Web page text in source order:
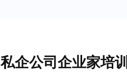
私企公司企业家培